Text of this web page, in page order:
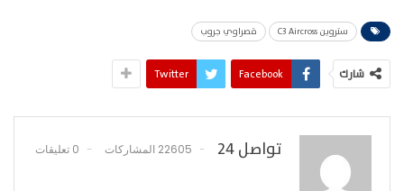
ستروين C3 Aircross قصراوي جروب
شارك Facebook
Twitter
تواصل 24 22605 المشاركات 0 تعليقات